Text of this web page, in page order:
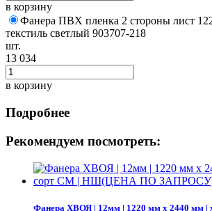
в корзину
Фанера ПВХ пленка 2 стороны лист
текстиль светлый 903707-218
шт.
13 034
в корзину
Подробнее
Рекомендуем посмотреть:
Фанера ХВОЯ | 12мм | 1220 мм х 2440 мм |